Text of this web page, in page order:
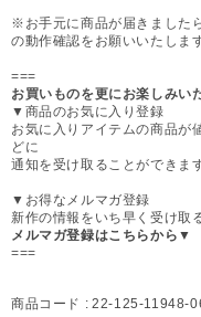
※お手元に商品が届きました
の動作確認をお願いいたします
===
お買いものを更にお楽しみい
▼商品のお気に入り登録
お気に入りアイテムの商品が
どに
通知を受け取ることができます
▼お得なメルマガ登録
新作の情報をいち早く受け取
メルマガ登録はこちらから▼
===
商品コード : 22-125-11948-